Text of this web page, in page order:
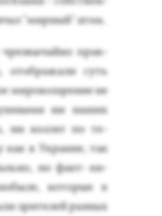
"мир­ный" атом.
прав­
суть
ми­ровоз­зре­ние не
ни на­ших
ни кол­лег по те­
как в Ук­ра­ине, так
но факт: ки­
ко­торые в
зри­телей раз­ных